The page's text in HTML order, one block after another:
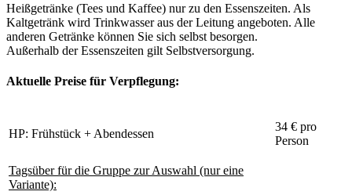
Heißgetränke (Tees und Kaffee) nur zu den Essenszeiten. Als
Kaltgetränk wird Trinkwasser aus der Leitung angeboten. Alle
anderen Getränke können Sie sich selbst besorgen.
Außerhalb der Essenszeiten gilt Selbstversorgung.
Aktuelle Preise für Verpflegung:
HP: Frühstück + Abendessen
34 € pro
Person
Tagsüber für die Gruppe zur Auswahl (nur eine
Variante):